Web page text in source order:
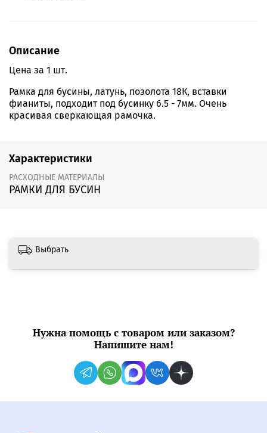
Описание
Цена за 1 шт.
Рамка для бусины, латунь, позолота 18К, вставки
фианиты, подходит под бусинку 6.5 - 7мм. Очень
красивая сверкающая рамочка.
Характеристики
РАСХОДНЫЕ МАТЕРИАЛЫ
РАМКИ ДЛЯ БУСИН
Выбрать
Нужна помощь с товаром или заказом?
Напишите нам!